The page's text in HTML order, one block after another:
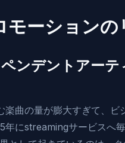
モーションの
ンデントアー
曲の量が膨大すぎて、ビ
にstreamingサービスへ